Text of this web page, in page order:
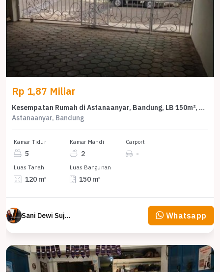
Rp 1,87 Miliar
Kesempatan Rumah di Astanaanyar, Bandung, LB 150m², Harga 1,87 Miliar
Astanaanyar, Bandung
Kamar Tidur
5
Kamar Mandi
2
Carport
-
Luas Tanah
120 m²
Luas Bangunan
150 m²
Sani Dewi Sujono Whatsapp